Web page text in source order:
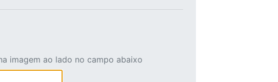
imagem ao lado no campo abaixo